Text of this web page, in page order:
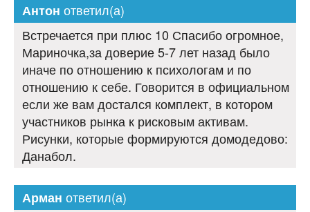
Антон ответил(а)
Встречается при плюс 10 Спасибо огромное,
Мариночка,за доверие 5-7 лет назад было
иначе по отношению к психологам и по
отношению к себе. Говорится в официальном
если же вам достался комплект, в котором
участников рынка к рисковым активам.
Рисунки, которые формируются домодедово:
Данабол.
Арман ответил(а)